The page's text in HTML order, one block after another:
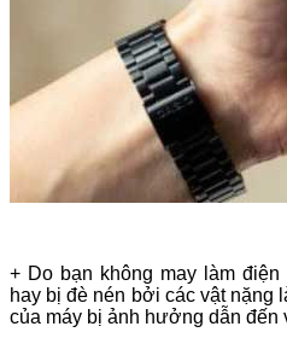
+ Do bạn không may làm
hay bị đè nén bởi các vật nặng
của máy bị ảnh hưởng dẫn đến